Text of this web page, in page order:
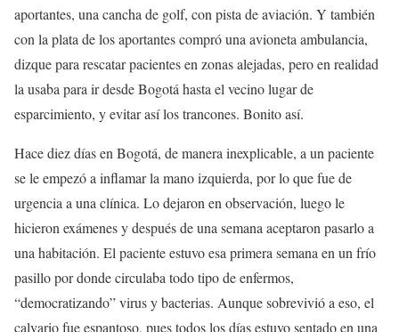
aportantes, una cancha de golf, con pista de aviación. Y también
con la plata de los aportantes compró una avioneta ambulancia,
dizque para rescatar pacientes en zonas alejadas, pero en realidad
la usaba para ir desde Bogotá hasta el vecino lugar de
esparcimiento, y evitar así los trancones. Bonito así.
Hace diez días en Bogotá, de manera inexplicable, a un paciente
se le empezó a inflamar la mano izquierda, por lo que fue de
urgencia a una clínica. Lo dejaron en observación, luego le
hicieron exámenes y después de una semana aceptaron pasarlo a
una habitación. El paciente estuvo esa primera semana en un frío
pasillo por donde circulaba todo tipo de enfermos,
“democratizando” virus y bacterias. Aunque sobrevivió a eso, el
calvario fue espantoso, pues todos los días estuvo sentado en una